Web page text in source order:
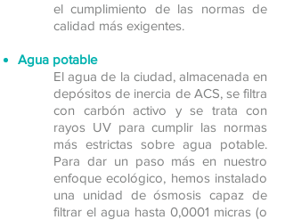
el cumplimiento de las normas de
calidad más exigentes.
Agua potable
El agua de la ciudad, almacenada en
depósitos de inercia de ACS, se filtra
con carbón activo y se trata con
rayos UV para cumplir las normas
más estrictas sobre agua potable.
Para dar un paso más en nuestro
enfoque ecológico, hemos instalado
una unidad de ósmosis capaz de
filtrar el agua hasta 0,0001 micras (o